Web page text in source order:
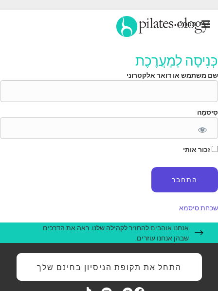
תַפרִיט
לַמַעֲרֶכֶת
משתמש או דואר אלקטרוני
זכור אותי
סיסמא
אנחנו אוהבים להחזיר לקהילה שלנו. ראה את הדרכים
שבהן אנחנו עוזרים.
התחל את תקופת הניסיון בחינם שלך